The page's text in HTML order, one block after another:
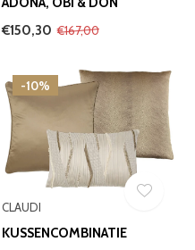
€150,30 €167,00
-10%
CLAUDI
KUSSENCOMBINATIE